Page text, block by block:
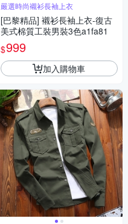
嚴選時尚襯衫長袖上衣
[巴黎精品] 襯衫長袖上衣-復古
美式棉質工裝男裝3色a1fa81
$999
加入購物車